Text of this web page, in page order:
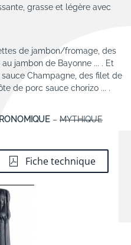
grasse et légère avec
de jambon/fromage, des
jambon de Bayonne ... . Et
Champagne, des filet de
de porc sauce chorizo ... .
– MYTHIQUE
Fiche technique